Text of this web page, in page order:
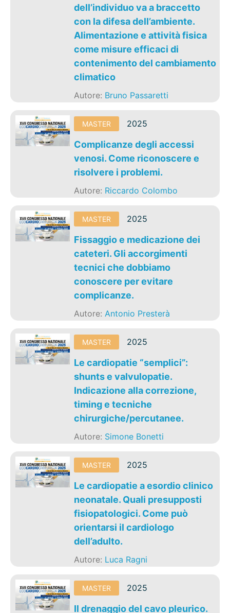
dell’individuo va a braccetto
con la difesa dell’ambiente.
Alimentazione e attività fisica
come misure efficaci di
contenimento del cambiamento
climatico
Autore: Bruno Passaretti
MASTER 2025
Complicanze degli accessi
venosi. Come riconoscere e
risolvere i problemi.
Autore: Riccardo Colombo
MASTER 2025
Fissaggio e medicazione dei
cateteri. Gli accorgimenti
tecnici che dobbiamo
conoscere per evitare
complicanze.
Autore:Antonio Presterà
MASTER 2025
Le cardiopatie “semplici”:
shunts e valvulopatie.
Indicazione alla correzione,
timing e tecniche
chirurgiche/percutanee.
Autore: Simone Bonetti
MASTER 2025
Le cardiopatie a esordio clinico
neonatale. Quali presupposti
fisiopatologici. Come può
orientarsi il cardiologo
dell’adulto.
Autore: Luca Ragni
MASTER 2025
Il drenaggio del cavo pleurico.